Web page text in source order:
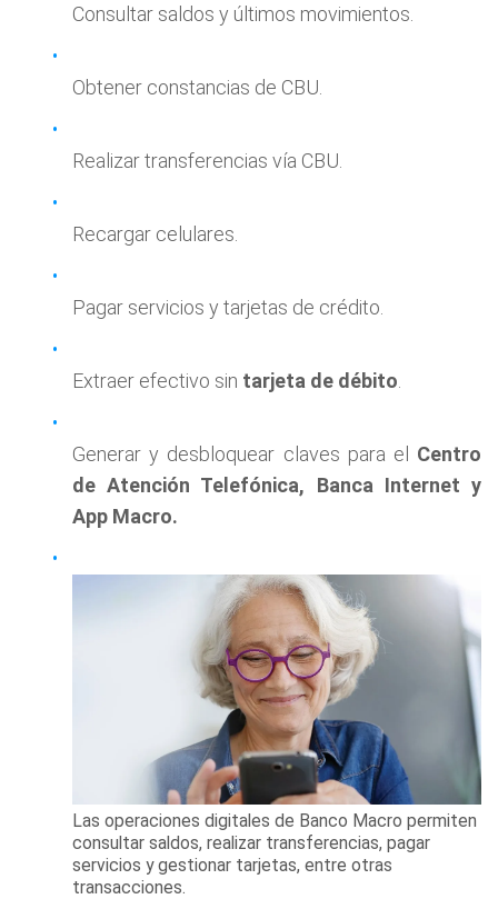
Consultar saldos y últimos movimientos.
Obtener constancias de CBU.
Realizar transferencias vía CBU.
Recargar celulares.
Pagar servicios y tarjetas de crédito.
Extraer efectivo sin tarjeta de débito
Generar y desbloquear claves para el Centro
de Atención Telefónica, Banca Internet y
App Macro.
Las operaciones digitales de Banco Macro permiten
consultar saldos, realizar transferencias, pagar
servicios y gestionar tarjetas, entre otras
transacciones.